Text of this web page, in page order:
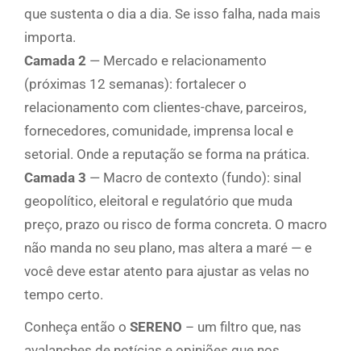
que sustenta o dia a dia. Se isso falha, nada mais
importa.
Camada 2 — Mercado e relacionamento
(próximas 12 semanas): fortalecer o
relacionamento com clientes-chave, parceiros,
fornecedores, comunidade, imprensa local e
setorial. Onde a reputação se forma na prática.
Camada 3 — Macro de contexto (fundo): sinal
geopolítico, eleitoral e regulatório que muda
preço, prazo ou risco de forma concreta. O macro
não manda no seu plano, mas altera a maré — e
você deve estar atento para ajustar as velas no
tempo certo.
Conheça então o SERENO – um filtro que, nas